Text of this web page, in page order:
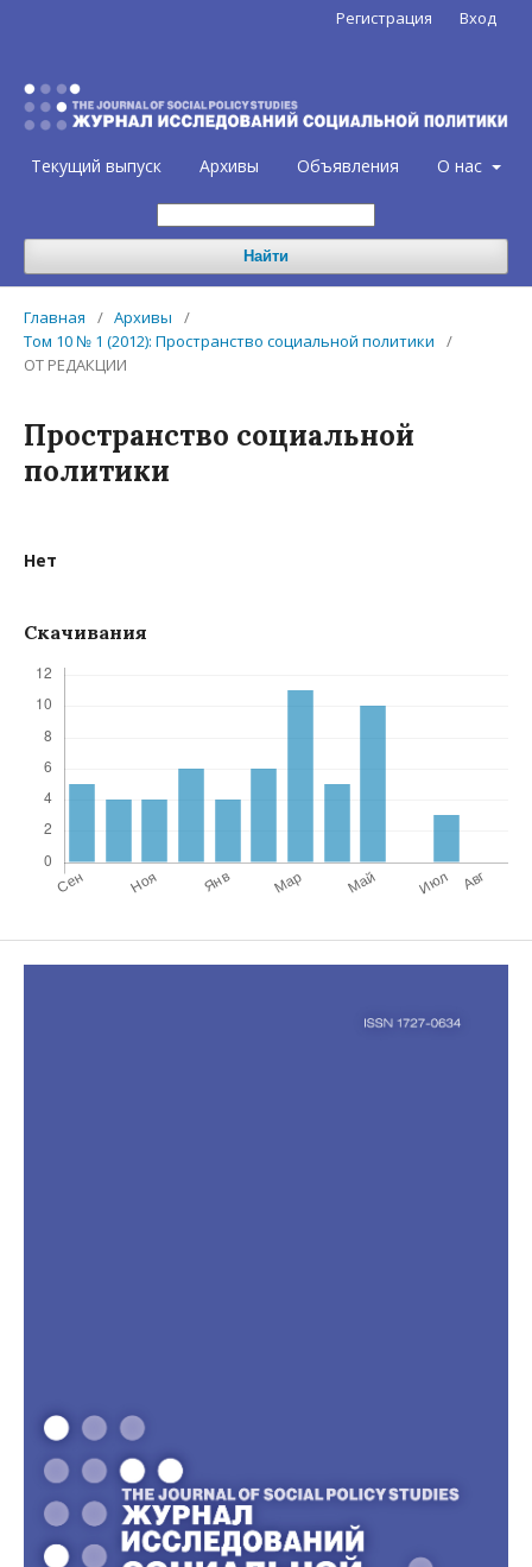
Текущий выпуск Архивы Объявления О нас
Найти
Регистрация Вход
Главная / Архивы
/
Том 10 № 1 (2012): Пространство социальной политики
/
ОТ РЕДАКЦИИ
Пространство социальной
политики
Нет
Скачивания